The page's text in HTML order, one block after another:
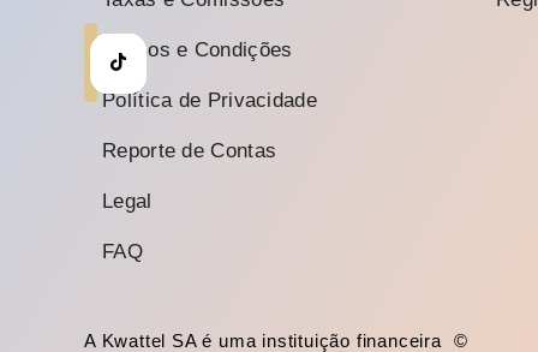
Termos e Condições
Política de Privacidade
Reporte de Contas
Legal
FAQ
A Kwattel SA é uma instituição financeira
©